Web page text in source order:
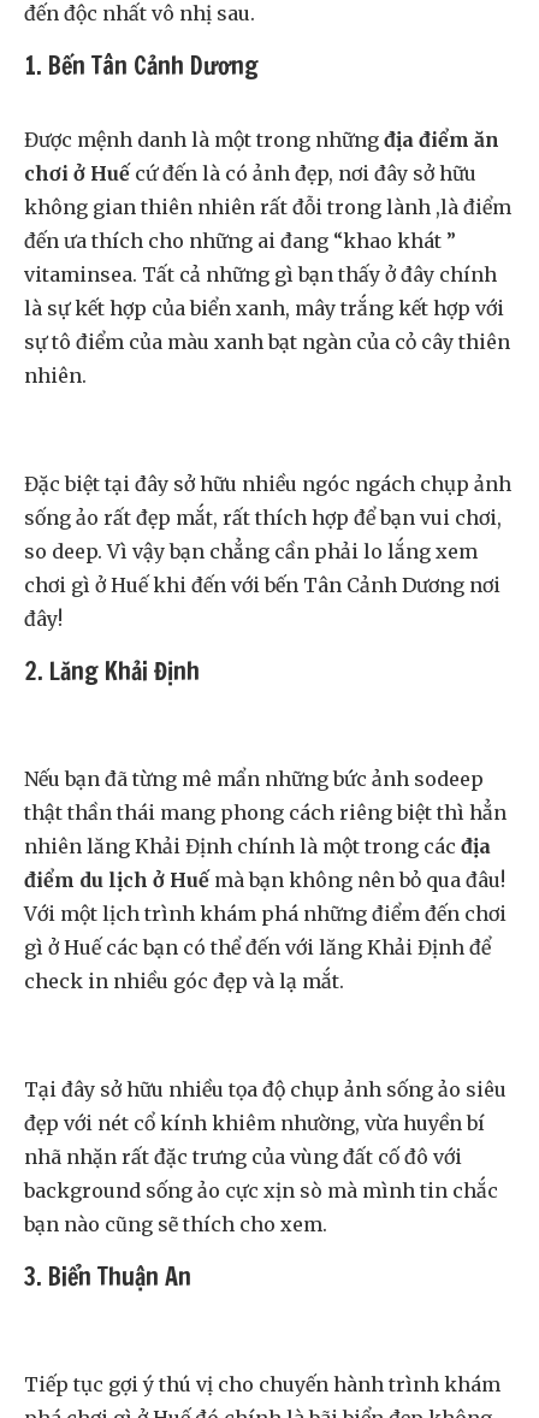
đến độc nhất vô nhị sau.
1. Bến Tân Cảnh Dương
Được mệnh danh là một trong những địa điểm ăn
chơi ở Huế cứ đến là có ảnh đẹp, nơi đây sở hữu
không gian thiên nhiên rất đỗi trong lành ,là điểm
đến ưa thích cho những ai đang “khao khát ”
vitaminsea. Tất cả những gì bạn thấy ở đây chính
là sự kết hợp của biển xanh, mây trắng kết hợp với
sự tô điểm của màu xanh bạt ngàn của cỏ cây thiên
nhiên.
Đặc biệt tại đây sở hữu nhiều ngóc ngách chụp ảnh
sống ảo rất đẹp mắt, rất thích hợp để bạn vui chơi,
so deep. Vì vậy bạn chẳng cần phải lo lắng xem
chơi gì ở Huế khi đến với bến Tân Cảnh Dương nơi
đây!
2. Lăng Khải Định
Nếu bạn đã từng mê mẩn những bức ảnh sodeep
thật thần thái mang phong cách riêng biệt thì hẳn
nhiên lăng Khải Định chính là một trong các địa
điểm du lịch ở Huế mà bạn không nên bỏ qua đâu!
Với một lịch trình khám phá những điểm đến chơi
gì ở Huế các bạn có thể đến với lăng Khải Định để
check in nhiều góc đẹp và lạ mắt.
Tại đây sở hữu nhiều tọa độ chụp ảnh sống ảo siêu
đẹp với nét cổ kính khiêm nhường, vừa huyền bí
nhã nhặn rất đặc trưng của vùng đất cố đô với
background sống ảo cực xịn sò mà mình tin chắc
bạn nào cũng sẽ thích cho xem.
3. Biển Thuận An
Tiếp tục gợi ý thú vị cho chuyến hành trình khám